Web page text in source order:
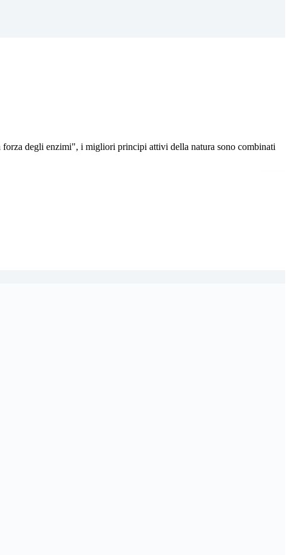
degli enzimi", i migliori principi attivi della natura sono combinati